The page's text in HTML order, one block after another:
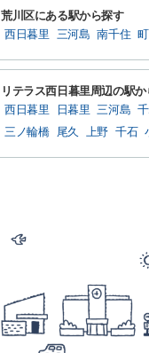
荒川区にある駅から探す
西日暮里 三河島 南千住
リテラス西日暮里周辺の駅
西日暮里 日暮里 三河島
三ノ輪橋
尾久 上野 千石